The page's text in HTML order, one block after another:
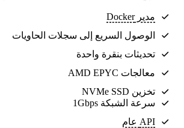
مدير Docker
الوصول السريع إلى سجلات الحاويات
تحديثات بنقرة واحدة
معالجات AMD EPYC
تخزين NVMe SSD
سرعة الشبكة 1Gbps
API عام